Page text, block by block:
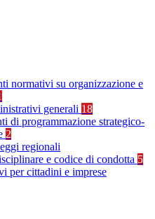
normativi su organizzazione e
generali 18
di programmazione strategico-
2
regionali
e codice di condotta 5
per cittadini e imprese